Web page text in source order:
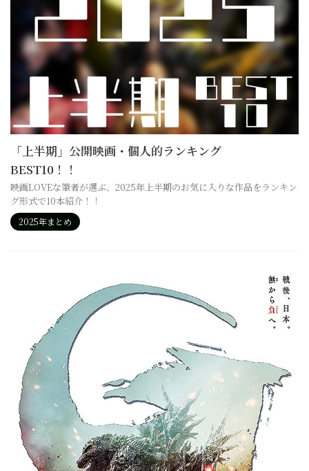
「上半期」公開映画・個人的ランキング
BEST10！！
映画LOVEな筆者が選ぶ、2025年上半期のお気に入りな作品をランキン
グ形式で10本紹介！！
2025年まとめ